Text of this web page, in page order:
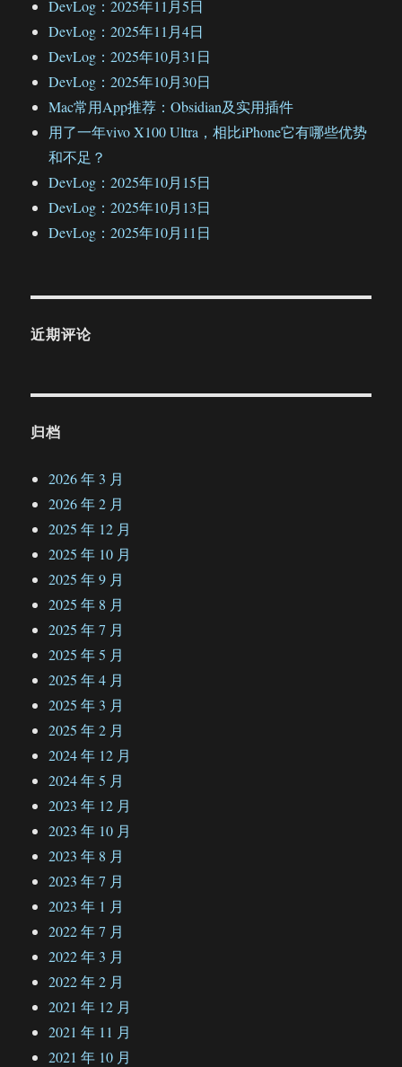
DevLog：2025年11月5日
DevLog：2025年11月4日
DevLog：2025年10月31日
DevLog：2025年10月30日
Mac常用App推荐：Obsidian及实用插件
用了一年vivo X100 Ultra，相比iPhone它有哪些优势
和不足？
DevLog：2025年10月15日
DevLog：2025年10月13日
DevLog：2025年10月11日
近期评论
归档
2026 年 3 月
2026 年 2 月
2025 年 12 月
2025 年 10 月
2025 年 9 月
2025 年 8 月
2025 年 7 月
2025 年 5 月
2025 年 4 月
2025 年 3 月
2025 年 2 月
2024 年 12 月
2024 年 5 月
2023 年 12 月
2023 年 10 月
2023 年 8 月
2023 年 7 月
2023 年 1 月
2022 年 7 月
2022 年 3 月
2022 年 2 月
2021 年 12 月
2021 年 11 月
2021 年 10 月